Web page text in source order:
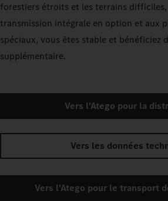
forestiers étroits et les terrains difficiles,
transmission intégrale en option et aux
spéciaux, vous êtes stable et bénéficiez
supplémentaire.
Vers l'Atego pour la
Vers les données
Vers l'Atego pour le transport